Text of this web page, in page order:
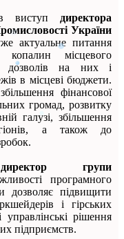
виступ директора
України
актуальне питання
копалин місцевого
дозволів на них і
в місцеві бюджети.
фінансової
громад, розвитку
галузі, збільшення
а також до
групи
програмного
дозволяє підвищити
і гірських
рішення
підприємств.